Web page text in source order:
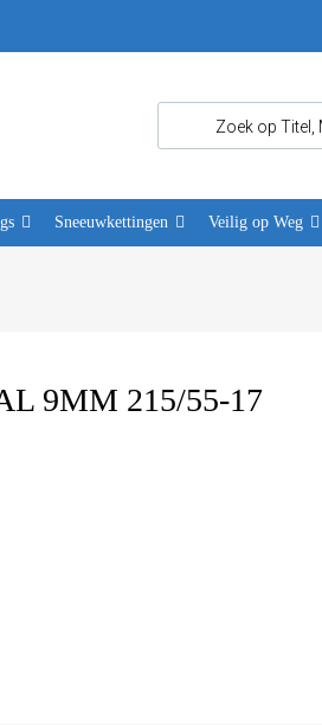
Sneeuwkettingen Veilig op Weg
9MM 215/55-17